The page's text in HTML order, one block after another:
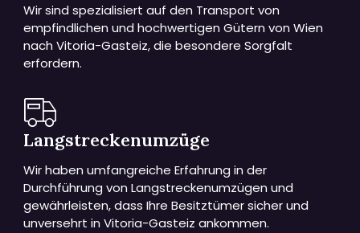
Wir sind spezialisiert auf den Transport von
empfindlichen und hochwertigen Gütern von Wien
nach Vitoria-Gasteiz, die besondere Sorgfalt
erfordern.
Langstreckenumzüge
Wir haben umfangreiche Erfahrung in der
Durchführung von Langstreckenumzügen und
gewährleisten, dass Ihre Besitztümer sicher und
unversehrt in Vitoria-Gasteiz ankommen.